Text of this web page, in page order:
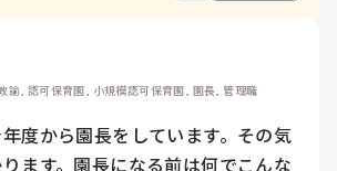
諭, 認可保育園, 小規模認可保育園, 園長, 管理職
度から園長をしています。その気
ます。園長になる前は何でこんな